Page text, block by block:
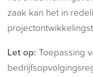
zaak kan het in
Let op: Toepassing